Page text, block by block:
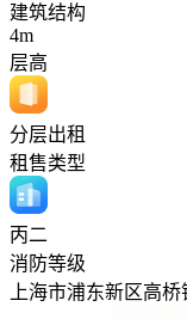
建筑结构
4m
层高
分层出租
租售类型
丙二
消防等级
上海市浦东新区高桥